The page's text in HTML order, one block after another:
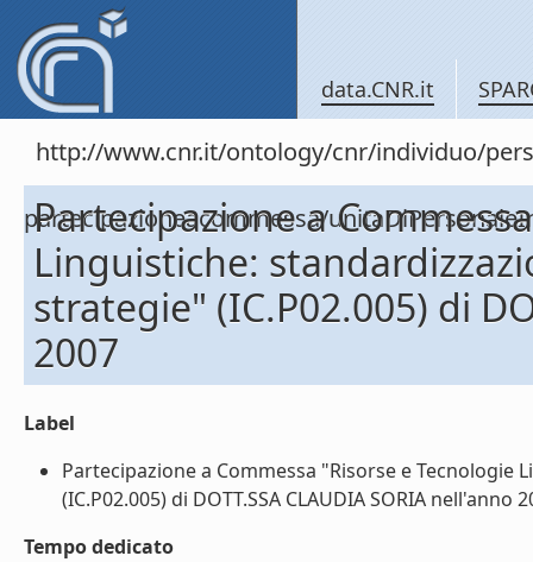
data.CNR.it
http://www.cnr.it/ontology/cnr/individuo/
partecipazioneacommessa/
Partecipazione a
Linguistiche:
strategie" (IC.P02.005) di
2007
Label
Partecipazione a Commessa "Risorse e
(IC.P02.005) di DOTT.SSA CLAUDIA SORIA nell'anno
Tempo dedicato